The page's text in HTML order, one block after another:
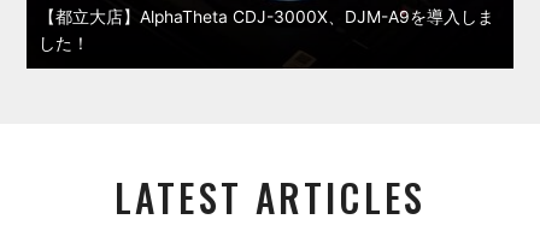
【都立大店】AlphaTheta CDJ-3000X、DJM-A9を導入しま
した！
LATEST ARTICLES